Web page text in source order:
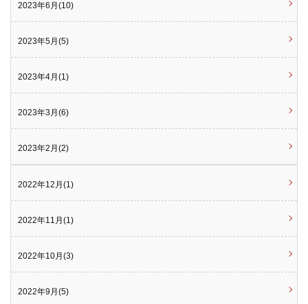
2023年6月(10)
2023年5月(5)
2023年4月(1)
2023年3月(6)
2023年2月(2)
2022年12月(1)
2022年11月(1)
2022年10月(3)
2022年9月(5)